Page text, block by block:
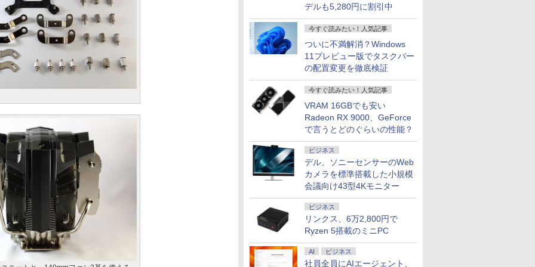
デルも5,280円に割引中
今すぐ読みたい！人気記事
ついに不満解消？Windows
11プレビュー版でタスクバー
の配置変更を徹底検証
今すぐ読みたい！人気記事
VRAM 16GBでも安い
Radeon RX 9000、GeForce
で言うとどのぐらいの性能？
ビジネス
デル、ソニーセンサーのWeb
カメラを標準搭載した小規模
会議向け43型4Kモニター
ビジネス
リンクス、6万2,800円で
Ryzen 5搭載のミニPC
AI ビジネス
社員全員にAIエージェント、